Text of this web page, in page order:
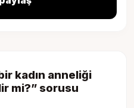
kadın anneliği
mi?” sorusu